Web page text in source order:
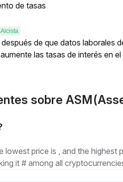
de tasas
Alcista
de que datos laborales
las tasas de interés en
sobre
lowest price is , and the highest
it # among all